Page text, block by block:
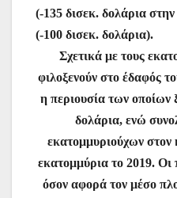
(-135 δισεκ. δολάρια
(-100 δισεκ. δολάρια).
Σχετικά με τους
φιλοξενούν στο έδαφός
η περιουσία των οποίων
δολάρια, ενώ
εκατομμυριούχων
εκατομμύρια το 2019. Οι
όσον αφορά τον μέσο